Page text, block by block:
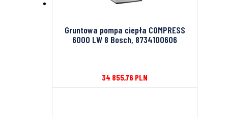
Gruntowa pompa ciepła COMPRESS
6000 LW 8 Bosch, 8734100606
34 855,76 PLN